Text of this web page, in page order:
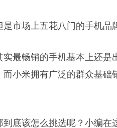
是市场上五花八门的手机品
实最畅销的手机基本上还是
而小米拥有广泛的群众基础
到底该怎么挑选呢？小编在